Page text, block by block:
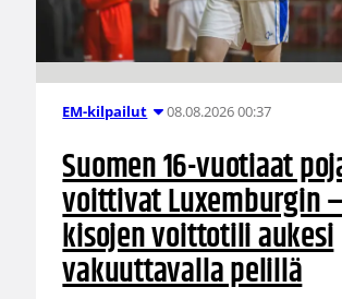
EM-kilpailut 08.08.2026 00:37
Suomen 16-vuotiaat
voittivat Luxemburgin
kisojen voittotili aukesi
vakuuttavalla pelillä